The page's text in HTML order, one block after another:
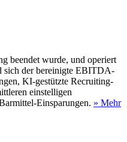
beendet wurde, und operiert
sich der bereinigte EBITDA-
KI-gestützte Recruiting-
einstelligen
Einsparungen. » Mehr